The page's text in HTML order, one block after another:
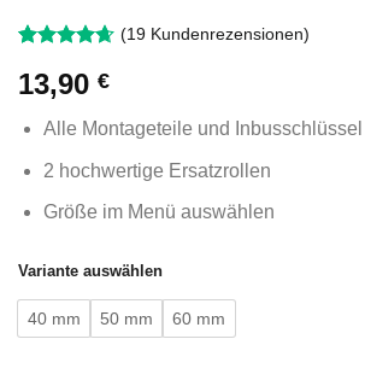
mit 4.63
von 5,
basierend
Kundenbewertungen
(19Kundenrezensionen)
13,90 €
Alle Montageteile und
2 hochwertige Ersatzrollen
Größe im Menü auswählen
Variante auswählen
40 mm 50 mm 60 mm